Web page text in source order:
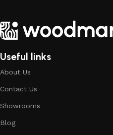
Useful links
About Us
Contact Us
Showrooms
Blog